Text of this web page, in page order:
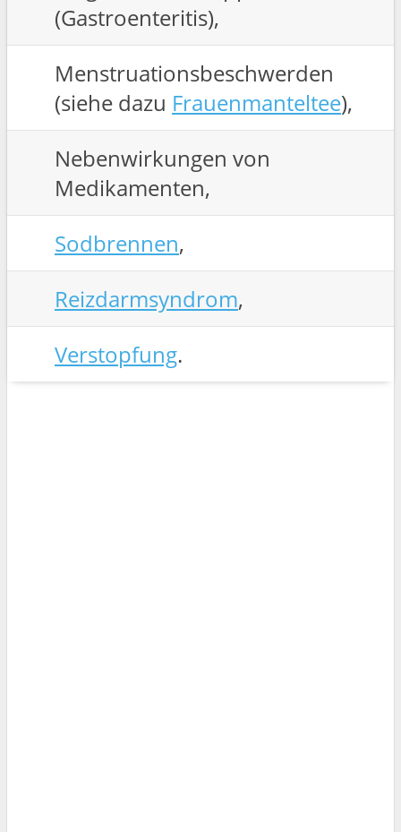
(Gastroenteritis),
Menstruationsbeschwerden
(siehe dazu Frauenmanteltee),
Nebenwirkungen von
Medikamenten,
Sodbrennen,
Reizdarmsyndrom,
Verstopfung.